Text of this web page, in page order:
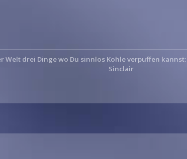
Welt drei Dinge wo Du sinnlos Kohle verpuffen
Sinclair